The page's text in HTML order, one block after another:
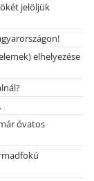
jelöljük
elhelyezése
óvatos